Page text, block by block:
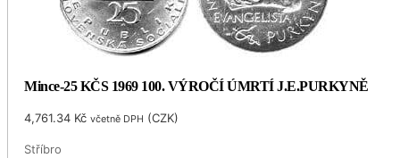
Mince-25 KČS 1969 100. VÝROČÍ ÚMRTÍ J.E.PURKYNĚ
4,761.34 Kč včetně DPH (CZK)
Stříbro